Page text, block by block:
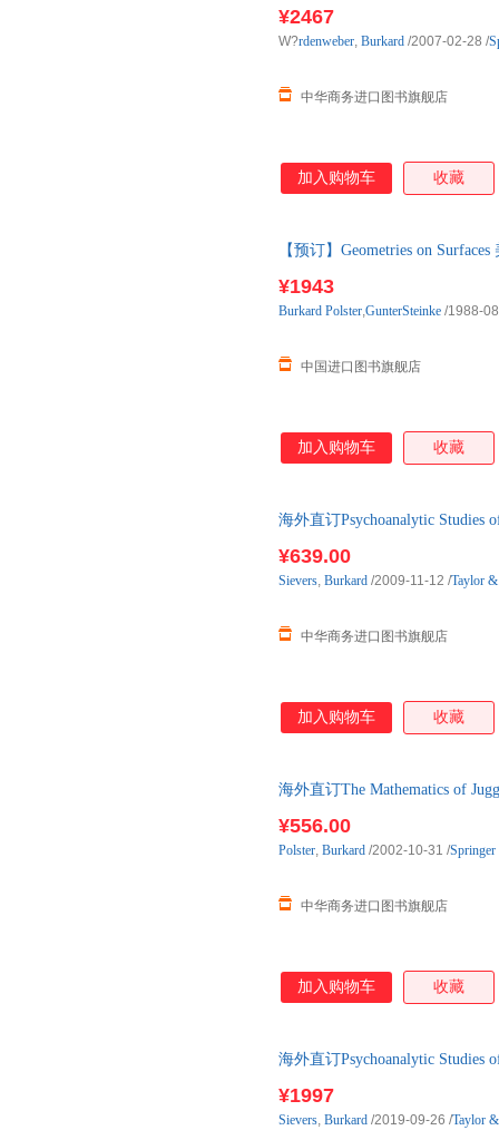
¥2467
中华商务进口图书旗舰店
W?rdenweber, Burkard /2007-02-28 /
加入购物车 收藏
【预订】Geometries on
¥1943
中国进口图书旗舰店
Burkard Polster,GunterSteinke /1988-
加入购物车 收藏
海外直订Psychoanalytic Studies
¥639.00
中华商务进口图书旗舰店
Sievers, Burkard /2009-11-12 /Taylor
加入购物车 收藏
海外直订The Mathematics of
¥556.00
中华商务进口图书旗舰店
Polster, Burkard /2002-10-31 /Springer
加入购物车 收藏
海外直订Psychoanalytic Studies
¥1997
Sievers, Burkard /2019-09-26 /Taylor